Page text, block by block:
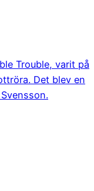
Trouble, varit på
Det blev en